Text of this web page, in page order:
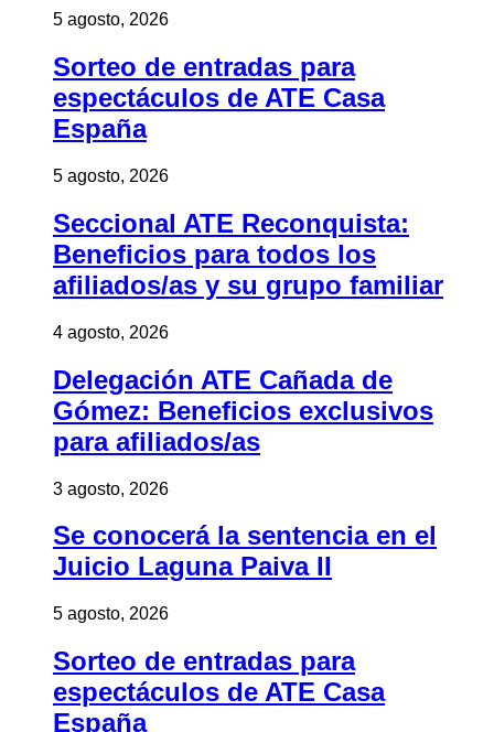
5 agosto, 2026
Sorteo de entradas para
espectáculos de ATE Casa
España
5 agosto, 2026
Seccional ATE Reconquista:
Beneficios para todos los
afiliados/as y su grupo familiar
4 agosto, 2026
Delegación ATE Cañada de
Gómez: Beneficios exclusivos
para afiliados/as
3 agosto, 2026
Se conocerá la sentencia en el
Juicio Laguna Paiva II
5 agosto, 2026
Sorteo de entradas para
espectáculos de ATE Casa
España